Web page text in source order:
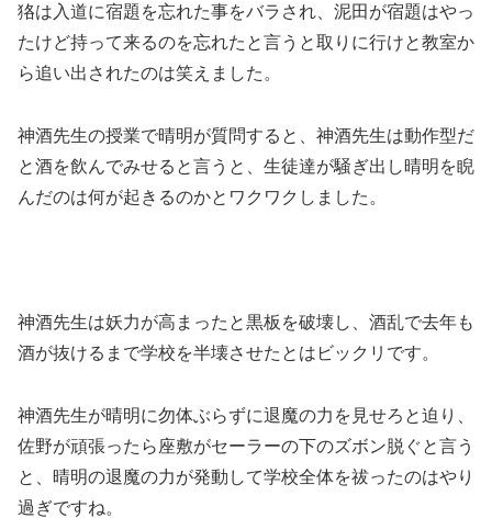
狢は入道に宿題を忘れた事をバラされ、泥田が宿題はやっ
たけど持って来るのを忘れたと言うと取りに行けと教室か
ら追い出されたのは笑えました。
神酒先生の授業で晴明が質問すると、神酒先生は動作型だ
と酒を飲んでみせると言うと、生徒達が騒ぎ出し晴明を睨
んだのは何が起きるのかとワクワクしました。
神酒先生は妖力が高まったと黒板を破壊し、酒乱で去年も
酒が抜けるまで学校を半壊させたとはビックリです。
神酒先生が晴明に勿体ぶらずに退魔の力を見せろと迫り、
佐野が頑張ったら座敷がセーラーの下のズボン脱ぐと言う
と、晴明の退魔の力が発動して学校全体を祓ったのはやり
過ぎですね。